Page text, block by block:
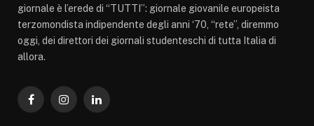
giornale è l’erede di “TUTTI”: giornale giovanile europeista
terzomondista indipendente degli anni ‘70, “rete”, diremmo
oggi, dei direttori dei giornali studenteschi di tutta Italia di
allora.
FacebookInstagramLinkedIn